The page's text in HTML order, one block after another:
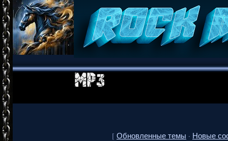
[ Обновленные темы · Новые